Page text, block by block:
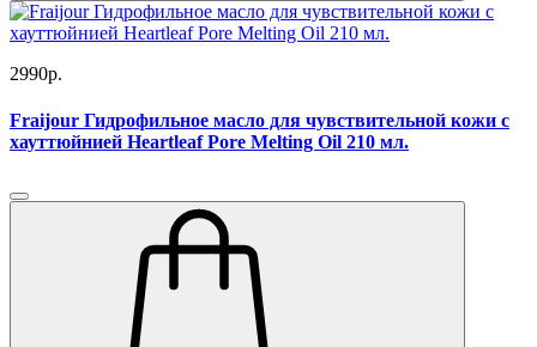
2990р.
Fraijour Гидрофильное масло для чувствительной кожи с
хауттюйнией Heartleaf Pore Melting Oil 210 мл.